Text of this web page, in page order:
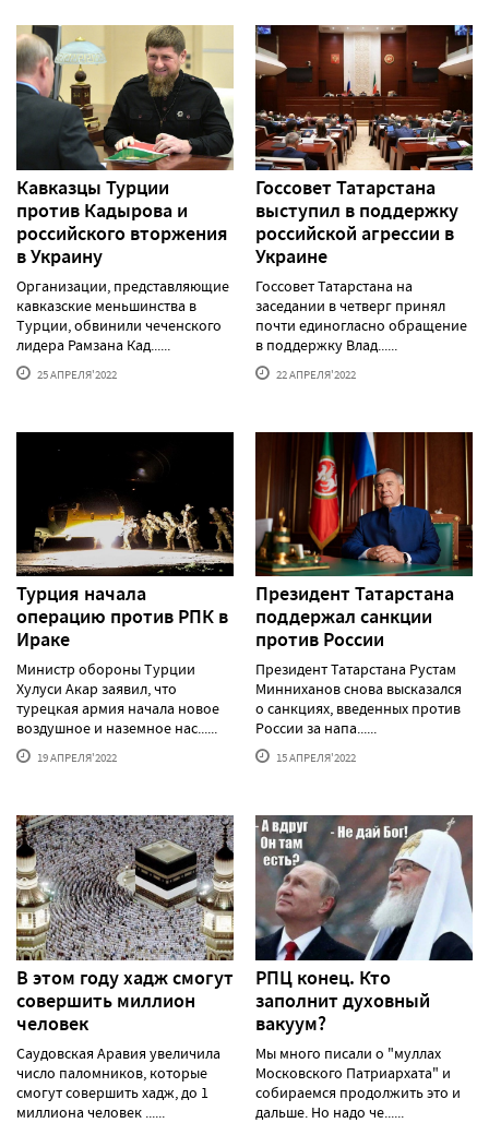
Кавказцы Турции
против Кадырова и
российского вторжения
в Украину
Организации, представляющие
кавказские меньшинства в
Турции, обвинили чеченского
лидера Рамзана Кад......
25 АПРЕЛЯ'2022
Госсовет Татарстана
выступил в поддержку
российской агрессии в
Украине
Госсовет Татарстана на
заседании в четверг принял
почти единогласно обращение
в поддержку Влад......
22 АПРЕЛЯ'2022
Турция начала
операцию против РПК в
Ираке
Министр обороны Турции
Хулуси Акар заявил, что
турецкая армия начала новое
воздушное и наземное нас......
19 АПРЕЛЯ'2022
Президент Татарстана
поддержал санкции
против России
Президент Татарстана Рустам
Минниханов снова высказался
о санкциях, введенных против
России за напа......
15 АПРЕЛЯ'2022
В этом году хадж смогут
совершить миллион
человек
Саудовская Аравия увеличила
число паломников, которые
смогут совершить хадж, до 1
миллиона человек ......
РПЦ конец. Кто
заполнит духовный
вакуум?
Мы много писали о "муллах
Московского Патриархата" и
собираемся продолжить это и
дальше. Но надо че......